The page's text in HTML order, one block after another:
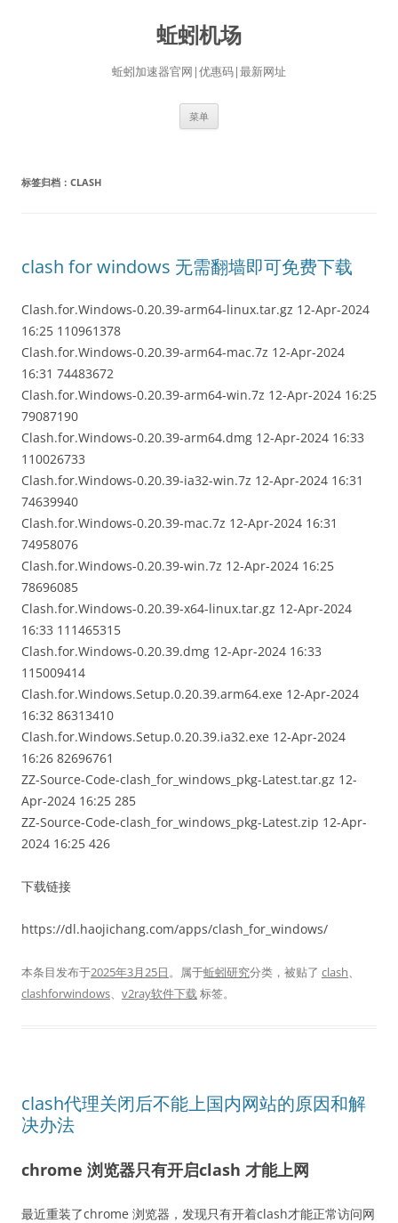
蚯蚓机场
蚯蚓加速器官网|优惠码|最新网址
菜单
标签归档： CLASH
clash for windows 无需翻墙即可免费下载
Clash.for.Windows-0.20.39-arm64-linux.tar.gz 12-Apr-2024
16:25 110961378
Clash.for.Windows-0.20.39-arm64-mac.7z 12-Apr-2024
16:31 74483672
Clash.for.Windows-0.20.39-arm64-win.7z 12-Apr-2024 16:25
79087190
Clash.for.Windows-0.20.39-arm64.dmg 12-Apr-2024 16:33
110026733
Clash.for.Windows-0.20.39-ia32-win.7z 12-Apr-2024 16:31
74639940
Clash.for.Windows-0.20.39-mac.7z 12-Apr-2024 16:31
74958076
Clash.for.Windows-0.20.39-win.7z 12-Apr-2024 16:25
78696085
Clash.for.Windows-0.20.39-x64-linux.tar.gz 12-Apr-2024
16:33 111465315
Clash.for.Windows-0.20.39.dmg 12-Apr-2024 16:33
115009414
Clash.for.Windows.Setup.0.20.39.arm64.exe 12-Apr-2024
16:32 86313410
Clash.for.Windows.Setup.0.20.39.ia32.exe 12-Apr-2024
16:26 82696761
ZZ-Source-Code-clash_for_windows_pkg-Latest.tar.gz 12-
Apr-2024 16:25 285
ZZ-Source-Code-clash_for_windows_pkg-Latest.zip 12-Apr-
2024 16:25 426
下载链接
https://dl.haojichang.com/apps/clash_for_windows/
本条目发布于2025年3月25日。属于蚯蚓研究分类，被贴了 clash、
clashforwindows、 v2ray软件下载标签。
clash代理关闭后不能上国内网站的原因和解
决办法
chrome 浏览器只有开启clash 才能上网
最近重装了chrome 浏览器，发现只有开着clash才能正常访问网